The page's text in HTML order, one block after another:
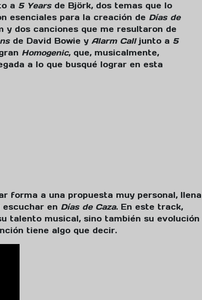
a 5 Yearsde Björk, dos temas que lo
esenciales para la creación de Días de
y dos canciones que me resultaron de
de David Bowie y Alarm Calljunto a 5
Homogenic, que, musicalmente,
a lo que busqué lograr en esta
forma a una propuesta muy personal, llena
escuchar en Días de Caza. En este track,
talento musical, sino también su evolución
tiene algo que decir.